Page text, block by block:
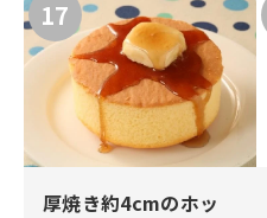
厚焼き約4cmのホッ